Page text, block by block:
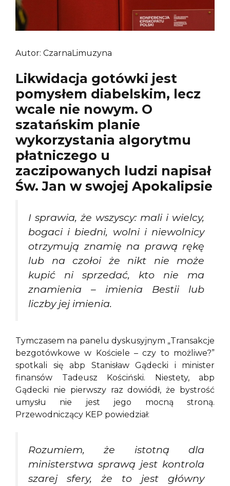
Autor: CzarnaLimuzyna
Likwidacja gotówki jest
pomysłem diabelskim, lecz
wcale nie nowym. O
szatańskim planie
wykorzystania algorytmu
płatniczego u
zaczipowanych ludzi napisał
Św. Jan w swojej Apokalipsie
I sprawia, że wszyscy: mali i wielcy,
bogaci i biedni, wolni i niewolnicy
otrzymują znamię na prawą rękę
lub na czołoi że nikt nie może
kupić ni sprzedać, kto nie ma
znamienia – imienia Bestii lub
liczby jej imienia.
Tymczasem na panelu dyskusyjnym „Transakcje
bezgotówkowe w Kościele – czy to możliwe?”
spotkali się abp Stanisław Gądecki i minister
finansów Tadeusz Kościński. Niestety, abp
Gądecki nie pierwszy raz dowiódł, że bystrość
umysłu nie jest jego mocną stroną.
Przewodniczący KEP powiedział:
Rozumiem, że istotną dla
ministerstwa sprawą jest kontrola
szarej sfery, że to jest główny